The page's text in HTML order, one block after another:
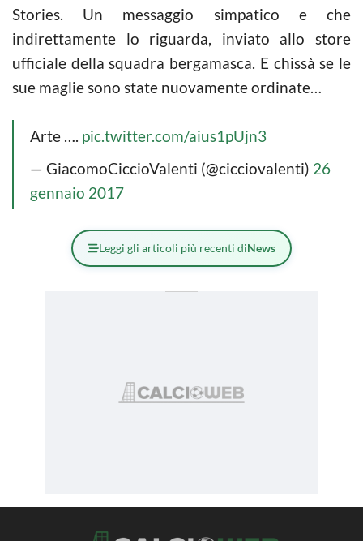
Stories. Un messaggio simpatico e che
indirettamente lo riguarda, inviato allo store
ufficiale della squadra bergamasca. E chissà se le
sue maglie sono state nuovamente ordinate…
Arte …. pic.twitter.com/aius1pUjn3
— GiacomoCiccioValenti (@cicciovalenti) 26
gennaio 2017
Leggi gli articoli più recenti diNews